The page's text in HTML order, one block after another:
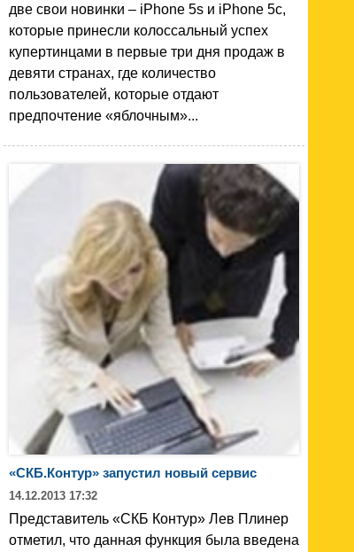
две свои новинки – iPhone 5s и iPhone 5c,
которые принесли колоссальный успех
купертинцами в первые три дня продаж в
девяти странах, где количество
пользователей, которые отдают
предпочтение «яблочным»...
«СКБ.Контур» запустил новый сервис
14.12.2013 17:32
Представитель «СКБ Контур» Лев Плинер
отметил, что данная функция была введена